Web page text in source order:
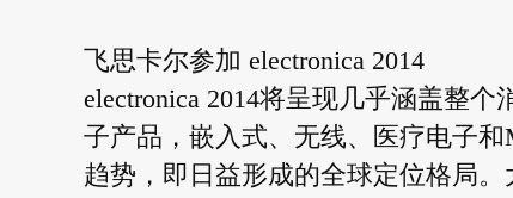
飞思卡尔参加 electronica 2014
electronica 2014将呈现几乎涵盖整
子产品，嵌入式、无线、医疗电子
趋势，即日益形成的全球定位格局